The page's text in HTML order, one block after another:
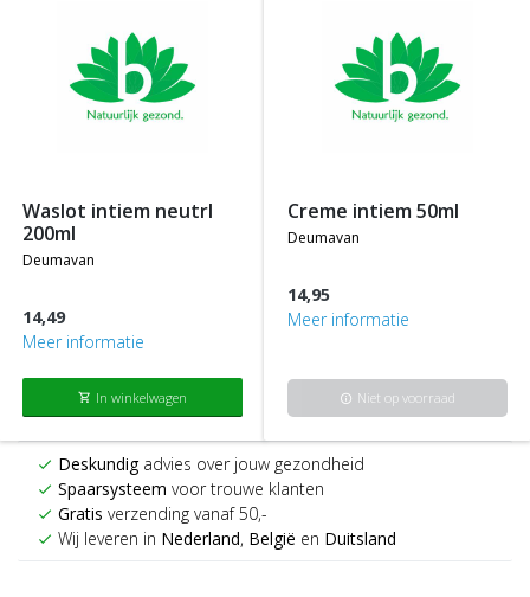
waslot intiem neutrl
200ml
deumavan
14,49
Meer informatie
shopping_cart In winkelwagen
creme intiem 50ml
deumavan
14,95
Meer informatie
info Niet op voorraad
check Deskundigadvies over jouw gezondheid
check Spaarsysteem voor trouwe klanten
check Gratis verzending vanaf 50,-
check Wij leveren in Nederland, België en Duitsland